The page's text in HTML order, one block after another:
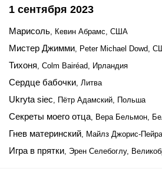
1 сентября 2023
Марисоль, Кевин Абрамс, США
Мистер Джимми, Peter Michael Dowd,
Тихоня, Colm Bairéad, Ирландия
Сердце бабочки, Литва
Ukryta siec, Пётр Адамский, Польша
Секреты моего отца, Вера Бельмон,
Гнев материнский, Майлз Джорис-
Игра в прятки, Эрен Селебоглу,